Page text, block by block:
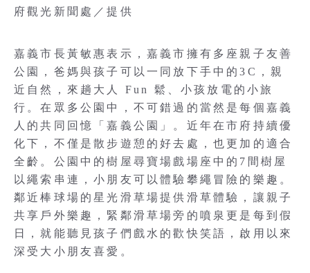
府觀光新聞處／提供
嘉義市長黃敏惠表示，嘉義市擁有多座親子友善
公園，爸媽與孩子可以一同放下手中的3C，親
近自然，來趟大人 Fun 鬆、小孩放電的小旅
行。在眾多公園中，不可錯過的當然是每個嘉義
人的共同回憶「嘉義公園」。近年在市府持續優
化下，不僅是散步遊憩的好去處，也更加的適合
全齡。公園中的樹屋尋寶場戲場座中的7間樹屋
以繩索串連，小朋友可以體驗攀繩冒險的樂趣。
鄰近棒球場的星光滑草場提供滑草體驗，讓親子
共享戶外樂趣，緊鄰滑草場旁的噴泉更是每到假
日，就能聽見孩子們戲水的歡快笑語，啟用以來
深受大小朋友喜愛。